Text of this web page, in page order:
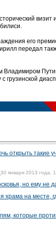
визит
его
передал
Владимиром
грузинской
открыть такие
30 января 2013 года,
но ему не
на месте,
которые